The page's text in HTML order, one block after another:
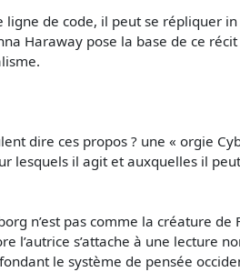
ligne de code, il peut se répliquer
Haraway pose la base de ce
dire ces propos ? une « orgie
lesquels il agit et auxquelles il
n’est pas comme la créature
l’autrice s’attache à une lecture
le système de pensée